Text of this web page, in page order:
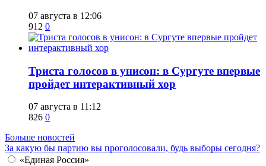
07 августа в 12:06
912 0
​Триста голосов в унисон: в Сургуте впервые
пройдет интерактивный хор
07 августа в 11:12
826 0
Больше новостей
За какую бы партию вы проголосовали, будь выборы сегодня?
«Единая Россия»